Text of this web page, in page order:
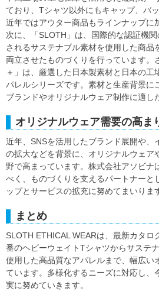
ており、Tシャツ以外にもキャップ、バ
近年ではアウター商品もラインナップに
次に、「SLOTH」は、国際的な認証機
されるサステナブル素材を使用した商品
両立させたものづくりを行っています。
＋」は、厳選した日本製素材と日本の工
パレルシリーズです。素材と生産背景に
ブランドやオリジナルウェア制作に適し
オリジナルウェア需要の高ま
近年、SNSを活用したブランド展開や、
の拡大などを背景に、オリジナルウェア
野で高まっています。株式会社アソビナ
べく、ものづくりを支えるパートナーと
ップとサービスの拡充に努めてまいりま
まとめ
SLOTH ETHICAL WEARは、最新カタロ
番のヘビーウェイトTシャツからサステ
使用した高品質なアパレルまで、幅広い
ています。多様化するニーズに対応し、
実に努めていきます。